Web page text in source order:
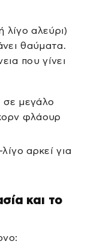
αλεύρι)
θαύματα.
που γίνει
σε μεγάλο
φλάουρ
αρκεί για
και το